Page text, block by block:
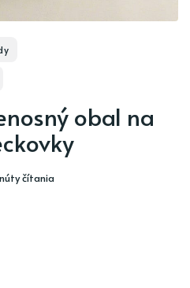
obal na
čítania